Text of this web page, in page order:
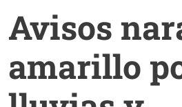
Avisos
amarillo